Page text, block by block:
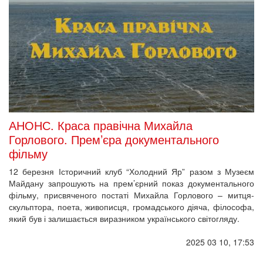
АНОНС. Краса правічна Михайла
Горлового. Прем’єра документального
фільму
12 березня Історичний клуб “Холодний Яр” разом з Музеєм
Майдану запрошують на прем’єрний показ документального
фільму, присвяченого постаті Михайла Горлового – митця-
скульптора, поета, живописця, громадського діяча, філософа,
який був і залишається виразником українського світогляду.
2025 03 10, 17:53